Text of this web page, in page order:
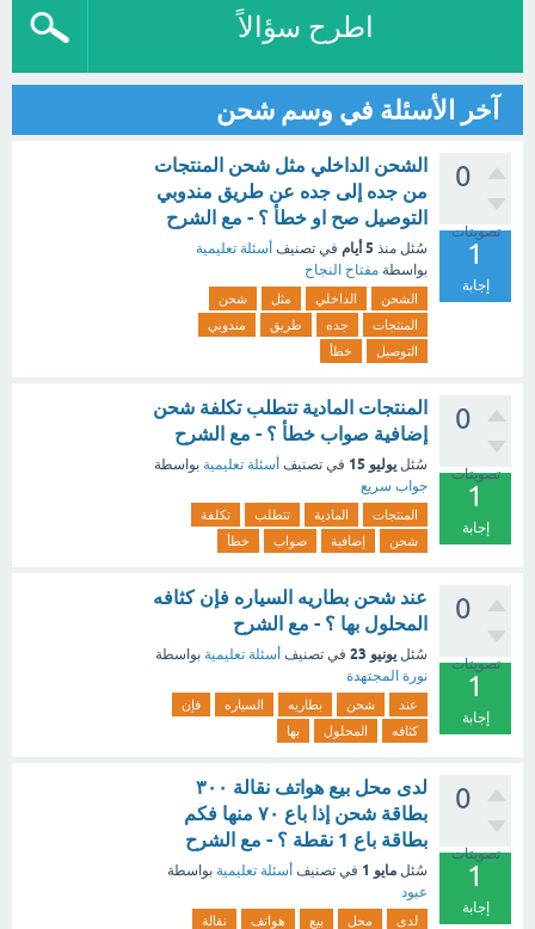
اطرح سؤالاً
آخر الأسئلة في وسم شحن
0
تصويتات
1
إجابة
الشحن الداخلي مثل شحن المنتجات
من جده إلى جده عن طريق مندوبي
التوصيل صح او خطأ ؟ - مع الشرح
سُئل منذ 5 أيام في تصنيف أسئلة تعليمية
بواسطة مفتاح النجاح
الشحن الداخلي مثل
شحن
المنتجات
جده طريق
مندوبي
التوصيل
خطأ
0
تصويتات
1
إجابة
المنتجات المادية تتطلب تكلفة شحن
إضافية صواب خطأ ؟ - مع الشرح
سُئل يوليو 15 في تصنيف أسئلة تعليمية بواسطة
جواب سريع
المنتجات المادية تتطلب
تكلفة
شحن
إضافية صواب خطأ
0
تصويتات
1
إجابة
عند شحن بطاريه السياره فإن كثافه
المحلول بها ؟ - مع الشرح
سُئل يونيو 23 في تصنيف أسئلة تعليمية بواسطة
نورة المجتهدة
عند شحن بطاريه السياره
فإن
كثافه
المحلول بها
0
تصويتات
1
إجابة
لدى محل بيع هواتف نقالة ٣٠٠
بطاقة شحن إذا باع ٧٠ منها فكم
بطاقة باع 1 نقطة ؟ - مع الشرح
سُئل مايو 1 في تصنيف أسئلة تعليمية بواسطة
عبود
لدى محل بيع هواتف
نقالة